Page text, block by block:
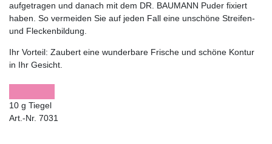
aufgetragen und danach mit dem DR. BAUMANN Puder fixiert
haben. So vermeiden Sie auf jeden Fall eine unschöne Streifen-
und Fleckenbildung.
Ihr Vorteil: Zaubert eine wunderbare Frische und schöne Kontur
in Ihr Gesicht.
10 g Tiegel
Art.-Nr. 7031